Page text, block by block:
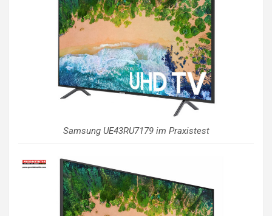
Samsung UE43RU7179 im Praxistest